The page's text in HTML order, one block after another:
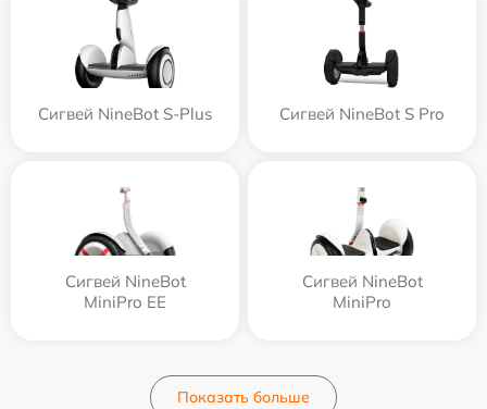
Сигвей NineBot S-Plus Сигвей NineBot S Pro
Сигвей NineBot
MiniPro EE
Сигвей NineBot
MiniPro
Показать больше